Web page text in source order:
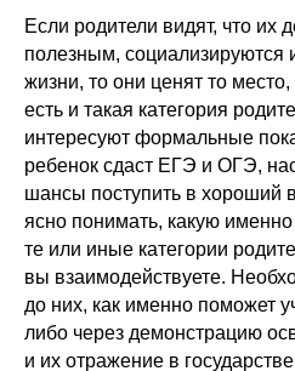
Если родители видят, что их
полезным, социализируются
жизни, то они ценят то
есть и такая категория
интересуют формальные
ребенок сдаст ЕГЭ и ОГЭ,
шансы поступить в хороший
ясно понимать, какую
те или иные категории
вы взаимодействуете.
до них, как именно поможет
либо через демонстрацию
и их отражение в